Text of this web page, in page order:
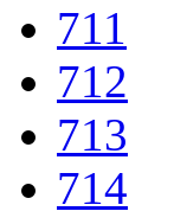
711
712
713
714